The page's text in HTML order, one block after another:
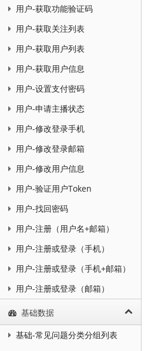
用户-获取功能验证码
用户-获取关注列表
用户-获取用户列表
用户-获取用户信息
用户-设置支付密码
用户-申请主播状态
用户-修改登录手机
用户-修改登录邮箱
用户-修改用户信息
用户-验证用户Token
用户-找回密码
用户-注册（用户名+邮箱）
用户-注册或登录（手机）
用户-注册或登录（手机+邮箱）
用户-注册或登录（邮箱）
基础数据
基础-常见问题分类分组列表